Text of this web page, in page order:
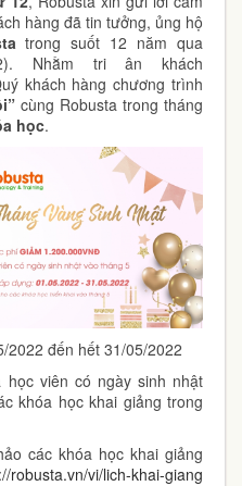
hàng đã tin tưởng, ủng hộ
trong suốt 12 năm qua
Nhằm tri ân khách
khách hàng chương trình
cùng Robusta trong tháng
học.
2022 đến hết 31/05/2022
học viên có ngày sinh nhật
khóa học khai giảng trong
các khóa học khai giảng
robusta.vn/vi/lich-khai-giang